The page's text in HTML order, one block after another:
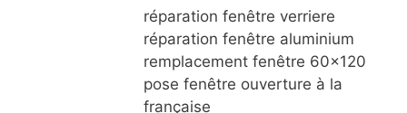
réparation fenêtre verriere
réparation fenêtre aluminium
remplacement fenêtre 60×120
pose fenêtre ouverture à la
française